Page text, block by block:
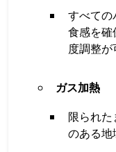
すべての
食感を
度調整が
ガス加熱
限られ
のある地